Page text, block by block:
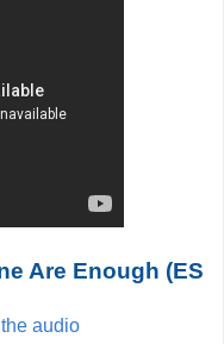
Are Enough (ES
audio